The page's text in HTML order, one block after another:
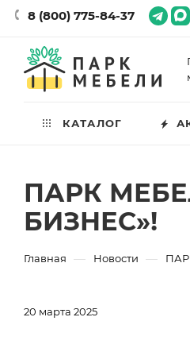
8 (800) 775-84-37
КАТАЛОГ
ПАРК
БИЗНЕС»!
Главная — Новости —
20 марта 2025